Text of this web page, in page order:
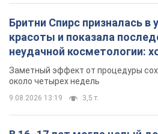
Бритни Спирс призналась в
красоты и показала
неудачной косметологии:
так почти месяц
Заметный эффект от процедуры
около четырех недель
9.08.2026 13:19 3,5 т.